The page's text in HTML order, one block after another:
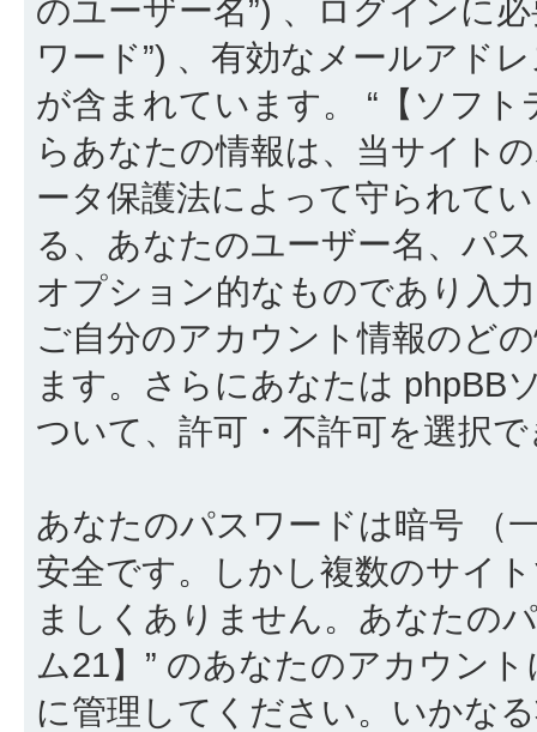
のユーザー名”) 、ログインに
ワード”) 、有効なメールアド
が含まれています。 “【ソフ
らあなたの情報は、当サイト
ータ保護法によって守られて
る、あなたのユーザー名、パ
オプション的なものであり入
ご自分のアカウント情報のど
ます。さらにあなたは phpBB
ついて、許可・不許可を選択
あなたのパスワードは暗号 （
安全です。しかし複数のサイ
ましくありません。あなたの
ム21】” のあなたのアカウン
に管理してください。いかな